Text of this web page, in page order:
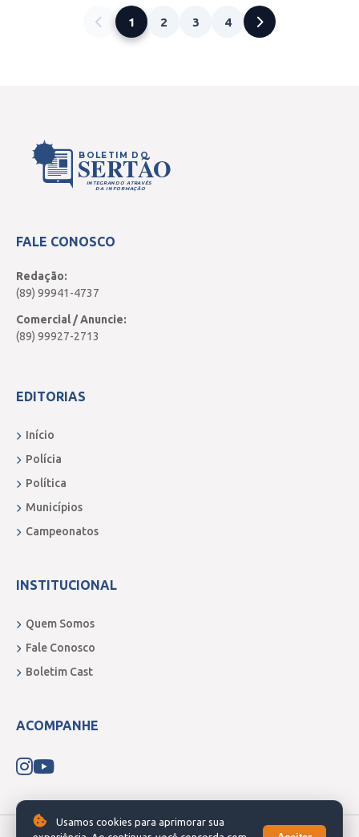
1 2 3 4
BOLETIM DO
SERTÃO
INTEGRANDO ATRAVÉS
DA INFORMAÇÃO
FALE CONOSCO
Redação:
(89) 99941-4737
Comercial / Anuncie:
(89) 99927-2713
EDITORIAS
Início
Polícia
Política
Municípios
Campeonatos
INSTITUCIONAL
Quem Somos
Fale Conosco
Boletim Cast
ACOMPANHE
Usamos cookies para aprimorar sua